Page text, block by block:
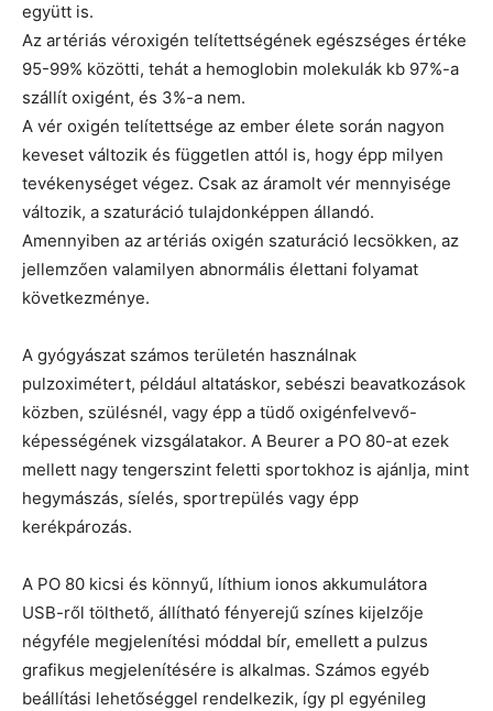
együtt is.
Az artériás véroxigén telítettségének egészséges értéke
95-99% közötti, tehát a hemoglobin molekulák kb 97%-a
szállít oxigént, és 3%-a nem.
A vér oxigén telítettsége az ember élete során nagyon
keveset változik és független attól is, hogy épp milyen
tevékenységet végez. Csak az áramolt vér mennyisége
változik, a szaturáció tulajdonképpen állandó.
Amennyiben az artériás oxigén szaturáció lecsökken, az
jellemzően valamilyen abnormális élettani folyamat
következménye.
A gyógyászat számos területén használnak
pulzoximétert, például altatáskor, sebészi beavatkozások
közben, szülésnél, vagy épp a tüdő oxigénfelvevő-
képességének vizsgálatakor. A Beurer a PO 80-at ezek
mellett nagy tengerszint feletti sportokhoz is ajánlja, mint
hegymászás, síelés, sportrepülés vagy épp
kerékpározás.
A PO 80 kicsi és könnyű, líthium ionos akkumulátora
USB-ről tölthető, állítható fényerejű színes kijelzője
négyféle megjelenítési móddal bír, emellett a pulzus
grafikus megjelenítésére is alkalmas. Számos egyéb
beállítási lehetőséggel rendelkezik, így pl egyénileg